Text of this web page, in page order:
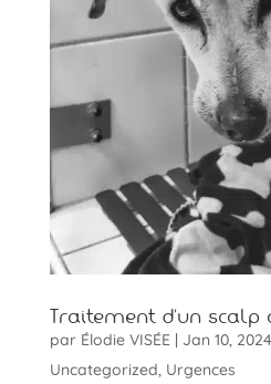
Traitement d’un scalp
par Élodie VISÉE| Jan 10, 2024
Uncategorized, Urgences